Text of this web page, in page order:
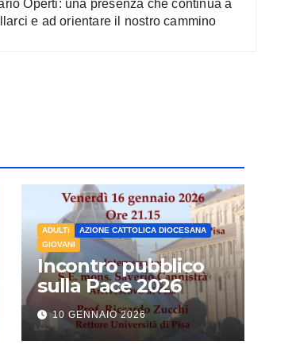
Operti: una presenza che continua a
e ad orientare il nostro cammino
ADULTI
AZIONE CATTOLICA DIOCESANA
GIOVANI
Incontro pubblico
sulla Pace 2026
10 GENNAIO 2026